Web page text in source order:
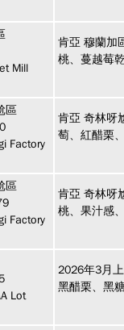
Mill
肯亞 穆蘭加
桃、蔓越莓
區
Factory
肯亞 奇林呀
萄、紅醋栗
區
Factory
肯亞 奇林呀
桃、果汁感
Lot
2026年3月
黑醋栗、黑